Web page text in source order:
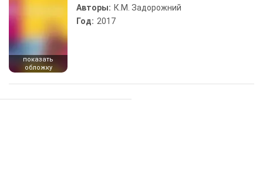
показать
обложку
Авторы: К.М. Задорожний
Год: 2017